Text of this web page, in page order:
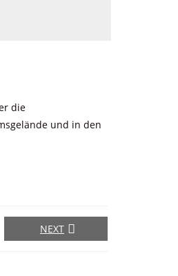
die
und in den
NEXT